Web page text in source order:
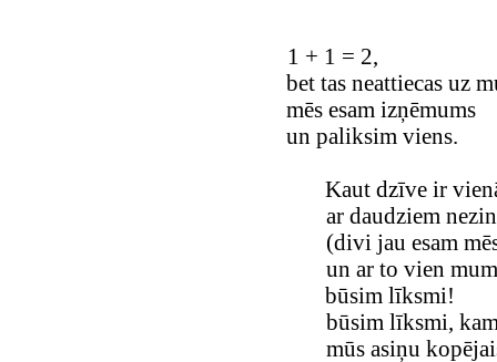
1 + 1 = 2,
bet tas neattiecas uz
mēs esam izņēmums
un paliksim viens.
Kaut dzīve ir
ar daudziem
(divi jau esam
un ar to vien
būsim līksmi!
būsim līksmi,
mūs asiņu